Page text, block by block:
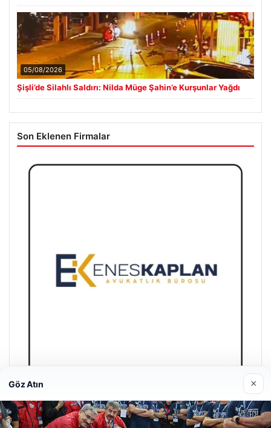
05/08/2026
Şişli’de Silahlı Saldırı: Nilda Müge Şahin’e Kurşunlar Yağdı
Son Eklenen Firmalar
Enes Kaplan Avukatlık Bürosu
28/04/2026
Göz Atın ×